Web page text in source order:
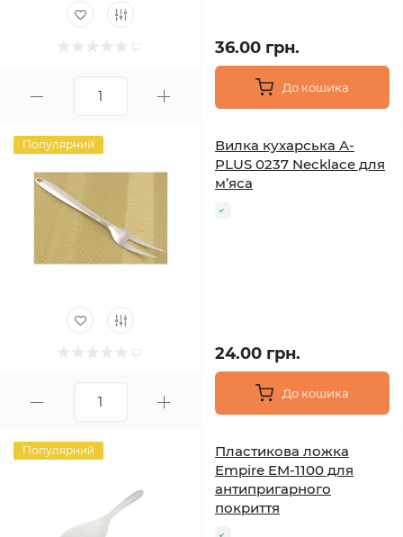
36.00 грн.
До кошика
Популярний
Вилка кухарська A-
PLUS 0237 Necklace для
м’яса
24.00 грн.
До кошика
Популярний
Пластикова ложка
Empire EM-1100 для
антипригарного
покриття